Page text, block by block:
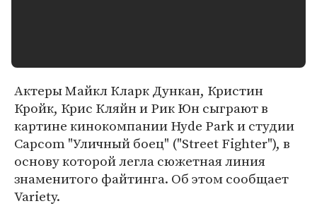
Актеры Майкл Кларк Дункан, Кристин
Кройк, Крис Кляйн и Рик Юн сыграют в
картине кинокомпании Hyde Park и студии
Capcom "Уличный боец" ("Street Fighter"), в
основу которой легла сюжетная линия
знаменитого файтинга. Об этом сообщает
Variety.